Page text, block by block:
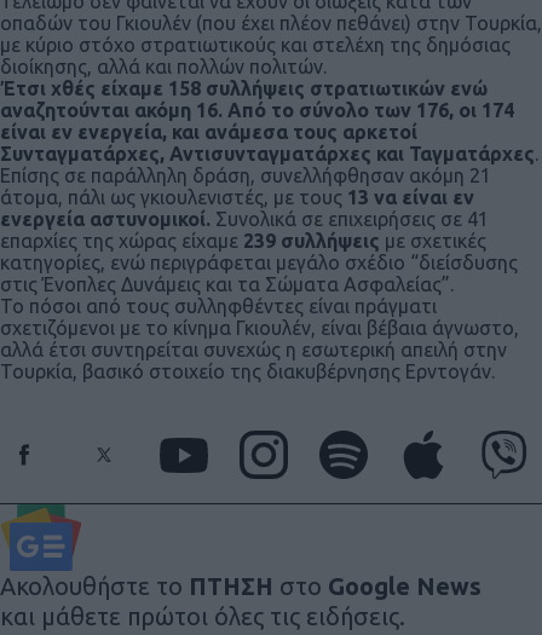
οπαδών του Γκιουλέν (που έχει πλέον πεθάνει) στην Τουρκία,
με κύριο στόχο στρατιωτικούς και στελέχη της δημόσιας
διοίκησης, αλλά και πολλών πολιτών.
Έτσι χθές είχαμε 158 συλλήψεις στρατιωτικών ενώ
αναζητούνται ακόμη 16. Από το σύνολο των 176, οι 174
είναι εν ενεργεία, και ανάμεσα τους αρκετοί
Συνταγματάρχες, Αντισυνταγματάρχες και Ταγματάρχες.
Επίσης σε παράλληλη δράση, συνελλήφθησαν ακόμη 21
άτομα, πάλι ως γκιουλενιστές, με τους 13 να είναι εν
ενεργεία αστυνομικοί. Συνολικά σε επιχειρήσεις σε 41
επαρχίες της χώρας είχαμε 239 συλλήψεις με σχετικές
κατηγορίες, ενώ περιγράφεται μεγάλο σχέδιο “διείσδυσης
στις Ένοπλες Δυνάμεις και τα Σώματα Ασφαλείας”.
Το πόσοι από τους συλληφθέντες είναι πράγματι
σχετιζόμενοι με το κίνημα Γκιουλέν, είναι βέβαια άγνωστο,
αλλά έτσι συντηρείται συνεχώς η εσωτερική απειλή στην
Τουρκία, βασικό στοιχείο της διακυβέρνησης Ερντογάν.
Ακολουθήστε το ΠΤΗΣΗ στο Google News
και μάθετε πρώτοι όλες τις ειδήσεις.